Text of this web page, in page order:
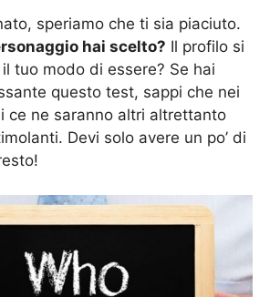
speriamo che ti sia piaciuto.
hai scelto? Il profilo si
tuo modo di essere? Se hai
questo test, sappi che nei
ce ne saranno altri altrettanto
Devi solo avere un po’ di